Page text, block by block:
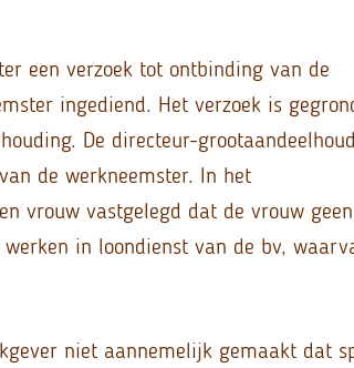
een verzoek tot ontbinding van de
ingediend. Het verzoek is
De directeur-
de werkneemster. In het
vrouw vastgelegd dat de vrouw geen
in loondienst van de bv,
niet aannemelijk gemaakt dat